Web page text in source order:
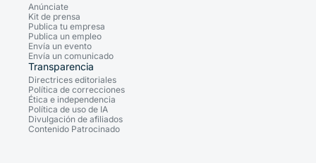
Anúnciate
Kit de prensa
Publica tu empresa
Publica un empleo
Envía un evento
Envía un comunicado
Transparencia
Directrices editoriales
Política de correcciones
Ética e independencia
Política de uso de IA
Divulgación de afiliados
Contenido Patrocinado